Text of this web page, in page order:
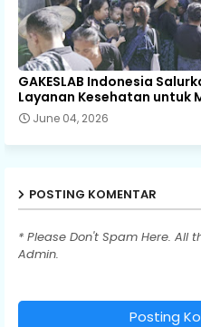
GAKESLAB Indonesia
Layanan Kesehatan untuk
June 04, 2026
POSTING KOMENTAR
* Please Don't Spam Here. All
Admin.
Posting